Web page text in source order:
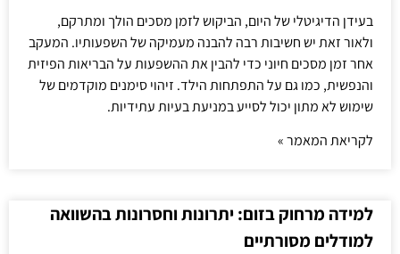
בעידן הדיגיטלי של היום, הביקוש לזמן מסכים הולך ומתרקם,
ולאור זאת יש חשיבות רבה להבנה מעמיקה של השפעותיו. המעקב
אחר זמן מסכים חיוני כדי להבין את ההשפעות על הבריאות הפיזית
והנפשית, כמו גם על התפתחות הילד. זיהוי סימנים מוקדמים של
שימוש לא מתון יכול לסייע במניעת בעיות עתידיות.
לקריאת המאמר »
למידה מרחוק בזום: יתרונות וחסרונות בהשוואה
למודלים מסורתיים